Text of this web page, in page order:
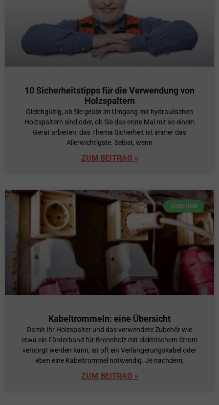
10 Sicherheitstipps für die Verwendung von
Holzspaltern
Gleichgültig, ob Sie geübt im Umgang mit hydraulischen
Holzspaltern sind oder, ob Sie das erste Mal mit so einem
Gerät arbeiten: das Thema Sicherheit ist immer das
Allerwichtigste. Selbst, wenn
ZUM BEITRAG »
ZUBEHÖR
Kabeltrommeln: eine Übersicht
Damit Ihr Holzspalter und das verwendete Zubehör wie
etwa ein Förderband für Brennholz mit elektrischem Strom
versorgt werden kann, ist oft ein Verlängerungskabel oder
eben eine Kabeltrommel notwendig. Je nachdem,
ZUM BEITRAG »